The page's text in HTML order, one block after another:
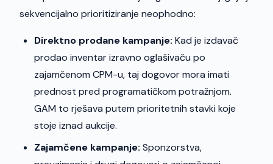
sekvencijalno prioritiziranje neophodno:
Direktno prodane kampanje: Kad je izdavač
prodao inventar izravno oglašivaču po
zajamčenom CPM-u, taj dogovor mora imati
prednost pred programatičkom potražnjom.
GAM to rješava putem prioritetnih stavki koje
stoje iznad aukcije.
Zajamčene kampanje: Sponzorstva,